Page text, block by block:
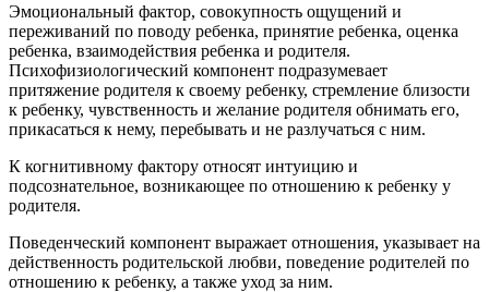
Эмоциональный фактор, совокупность ощущений и
переживаний по поводу ребенка, принятие ребенка, оценка
ребенка, взаимодействия ребенка и родителя.
Психофизиологический компонент подразумевает
притяжение родителя к своему ребенку, стремление близости
к ребенку, чувственность и желание родителя обнимать его,
прикасаться к нему, перебывать и не разлучаться с ним.
К когнитивному фактору относят интуицию и
подсознательное, возникающее по отношению к ребенку у
родителя.
Поведенческий компонент выражает отношения, указывает на
действенность родительской любви, поведение родителей по
отношению к ребенку, а также уход за ним.